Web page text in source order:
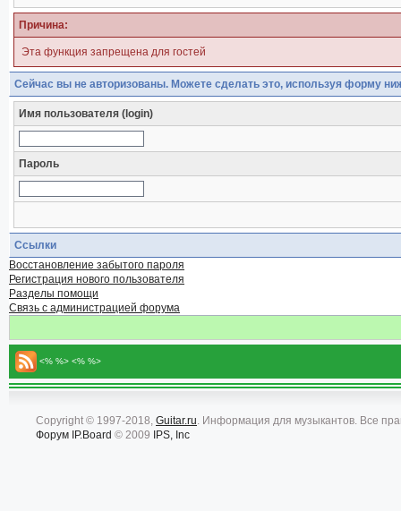
Причина:
Эта функция запрещена для гостей
Сейчас вы не авторизованы. Можете сделать это, используя форму
Имя пользователя (login)
Пароль
Ссылки
Восстановление забытого пароля
Регистрация нового пользователя
Разделы помощи
Связь с администрацией форума
<% %> <% %>
Copyright © 1997-2018, Guitar.ru. Информация для музыкантов. Все
Форум IP.Board © 2009 IPS, Inc